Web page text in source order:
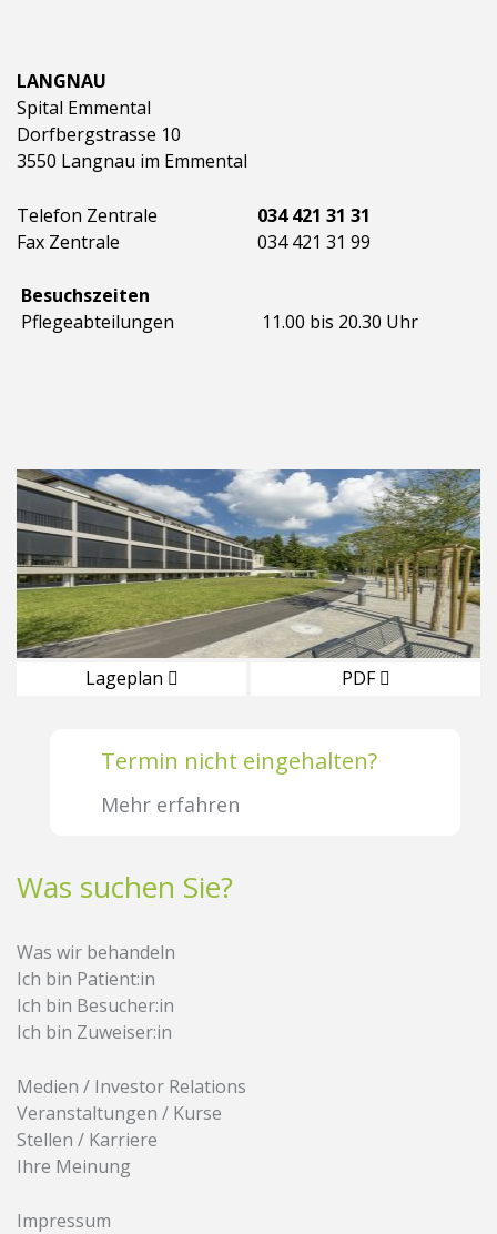
LANGNAU
Spital Emmental
Dorfbergstrasse 10
3550 Langnau im Emmental
Telefon Zentrale
034 421 31 31
Fax Zentrale
034 421 31 99
Besuchszeiten
Pflegeabteilungen
11.00 bis 20.30 Uhr
Lageplan PDF
Termin nicht eingehalten?
Mehr erfahren
Was suchen Sie?
Was wir behandeln
Ich bin Patient:in
Ich bin Besucher:in
Ich bin Zuweiser:in
Medien / Investor Relations
Veranstaltungen / Kurse
Stellen / Karriere
Ihre Meinung
Impressum